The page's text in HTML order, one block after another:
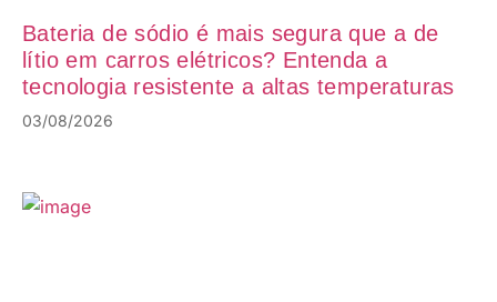
Bateria de sódio é mais segura que a de
lítio em carros elétricos? Entenda a
tecnologia resistente a altas temperaturas
03/08/2026